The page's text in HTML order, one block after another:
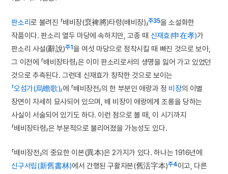
판소리로 불려진 「배비장(裵裨將)타령(배비장)」주35을 소설화한
작품이다. 판소리 열두 마당에 속하지만, 고종 때 신재효(申在孝)가
판소리 사설(辭說)주1을 여섯 마당으로 정착시킬 때 빠진 것으로 보아,
그 이전에 「배비장타령」은 이미 판소리로서의 생명을 잃어 가고 있었던
것으로 추측된다. 그런데 신재효가 창작한 것으로 보이는
「오섬가(烏蟾歌)」에 「배비장전」의 한 부분인 애랑과 정 비장의 이별
장면이 자세히 묘사되어 있으며, 배 비장이 애랑에게 조롱을 당하는
사실이 서술되어 있기도 하다. 이런 점으로 볼 때, 이 시기까지
「배비장타령」은 부분적으로 불리어졌을 가능성도 있다.
「배비장전」의 중요한 이본(異本)은 2가지가 있다. 하나는 1916년에
신구서림(新舊書林)에서 간행된 구활자본(舊活字本)주4이고, 다른